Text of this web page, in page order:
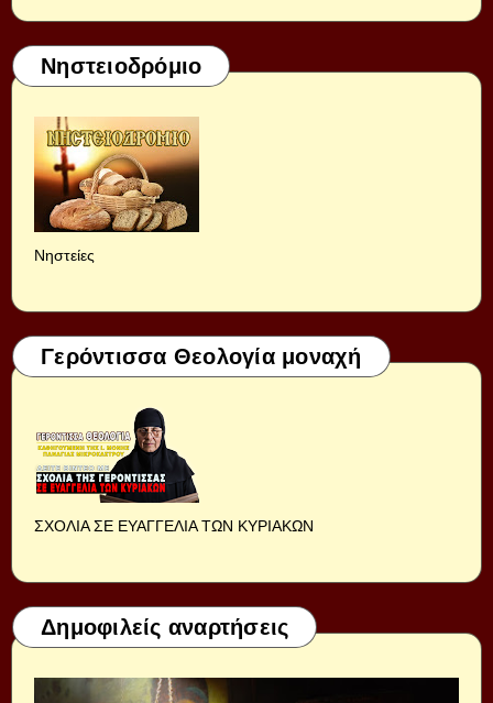
Νηστειοδρόμιο
Νηστείες
Γερόντισσα Θεολογία μοναχή
ΣΧΟΛΙΑ ΣΕ ΕΥΑΓΓΕΛΙΑ ΤΩΝ ΚΥΡΙΑΚΩΝ
Δημοφιλείς αναρτήσεις